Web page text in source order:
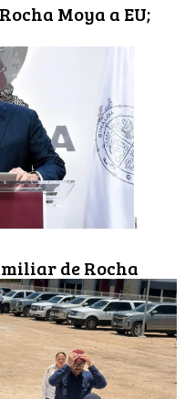
Moya a EU;
de Rocha